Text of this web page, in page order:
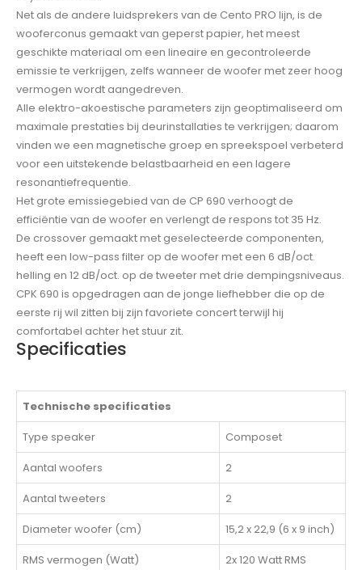
Net als de andere luidsprekers van de Cento PRO lijn, is de
wooferconus gemaakt van geperst papier, het meest
geschikte materiaal om een ​​lineaire en gecontroleerde
emissie te verkrijgen, zelfs wanneer de woofer met zeer hoog
vermogen wordt aangedreven.
Alle elektro-akoestische parameters zijn geoptimaliseerd om
maximale prestaties bij deurinstallaties te verkrijgen; daarom
vinden we een magnetische groep en spreekspoel verbeterd
voor een uitstekende belastbaarheid en een lagere
resonantiefrequentie.
Het grote emissiegebied van de CP 690 verhoogt de
efficiëntie van de woofer en verlengt de respons tot 35 Hz.
De crossover gemaakt met geselecteerde componenten,
heeft een low-pass filter op de woofer met een 6 dB/oct.
helling en 12 dB/oct. op de tweeter met drie dempingsniveaus.
CPK 690 is opgedragen aan de jonge liefhebber die op de
eerste rij wil zitten bij zijn favoriete concert terwijl hij
comfortabel achter het stuur zit.
Specificaties
Technische specificaties
Type speaker
Composet
Aantal woofers
2
Aantal tweeters
2
Diameter woofer (cm)
15,2 x 22,9 (6 x 9 inch)
RMS vermogen (Watt)
2x 120 Watt RMS